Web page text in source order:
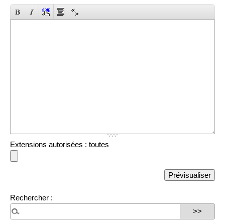
Extensions autorisées : toutes
Rechercher :